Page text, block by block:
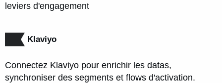
leviers d'engagement
Klaviyo
Connectez Klaviyo pour enrichir les datas,
synchroniser des segments et flows d'activation.